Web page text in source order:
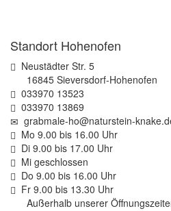
Standort Hohenofen
Neustädter Str. 5
16845 Sieversdorf-Hohenofen
033970 13523
033970 13869
grabmale-ho@naturstein-
Mo 9.00 bis 16.00 Uhr
Di 9.00 bis 17.00 Uhr
Mi geschlossen
Do 9.00 bis 16.00 Uhr
Fr 9.00 bis 13.30 Uhr
Außerhalb unserer